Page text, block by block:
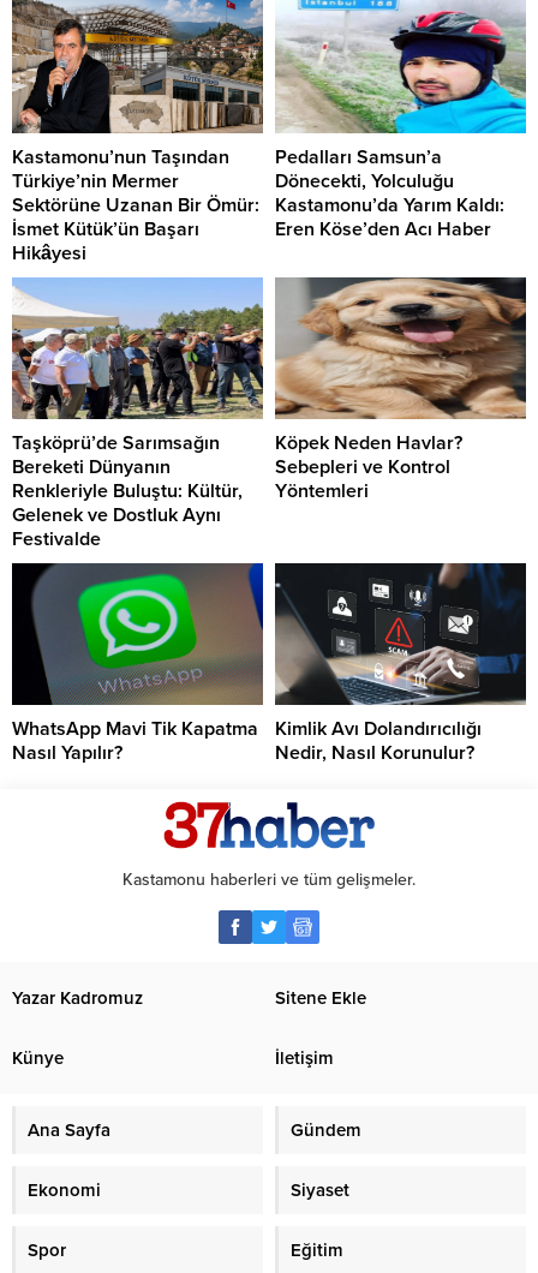
Kastamonu’nun Taşından
Türkiye’nin Mermer
Sektörüne Uzanan Bir Ömür:
İsmet Kütük’ün Başarı
Hikâyesi
Pedalları Samsun’a
Dönecekti, Yolculuğu
Kastamonu’da Yarım Kaldı:
Eren Köse’den Acı Haber
Taşköprü’de Sarımsağın
Bereketi Dünyanın
Renkleriyle Buluştu: Kültür,
Gelenek ve Dostluk Aynı
Festivalde
Köpek Neden Havlar?
Sebepleri ve Kontrol
Yöntemleri
WhatsApp Mavi Tik Kapatma
Nasıl Yapılır?
Kimlik Avı Dolandırıcılığı
Nedir, Nasıl Korunulur?
Kastamonu haberleri ve tüm gelişmeler.
Yazar Kadromuz Sitene Ekle
Künye İletişim
Ana Sayfa Gündem
Ekonomi Siyaset
Spor Eğitim